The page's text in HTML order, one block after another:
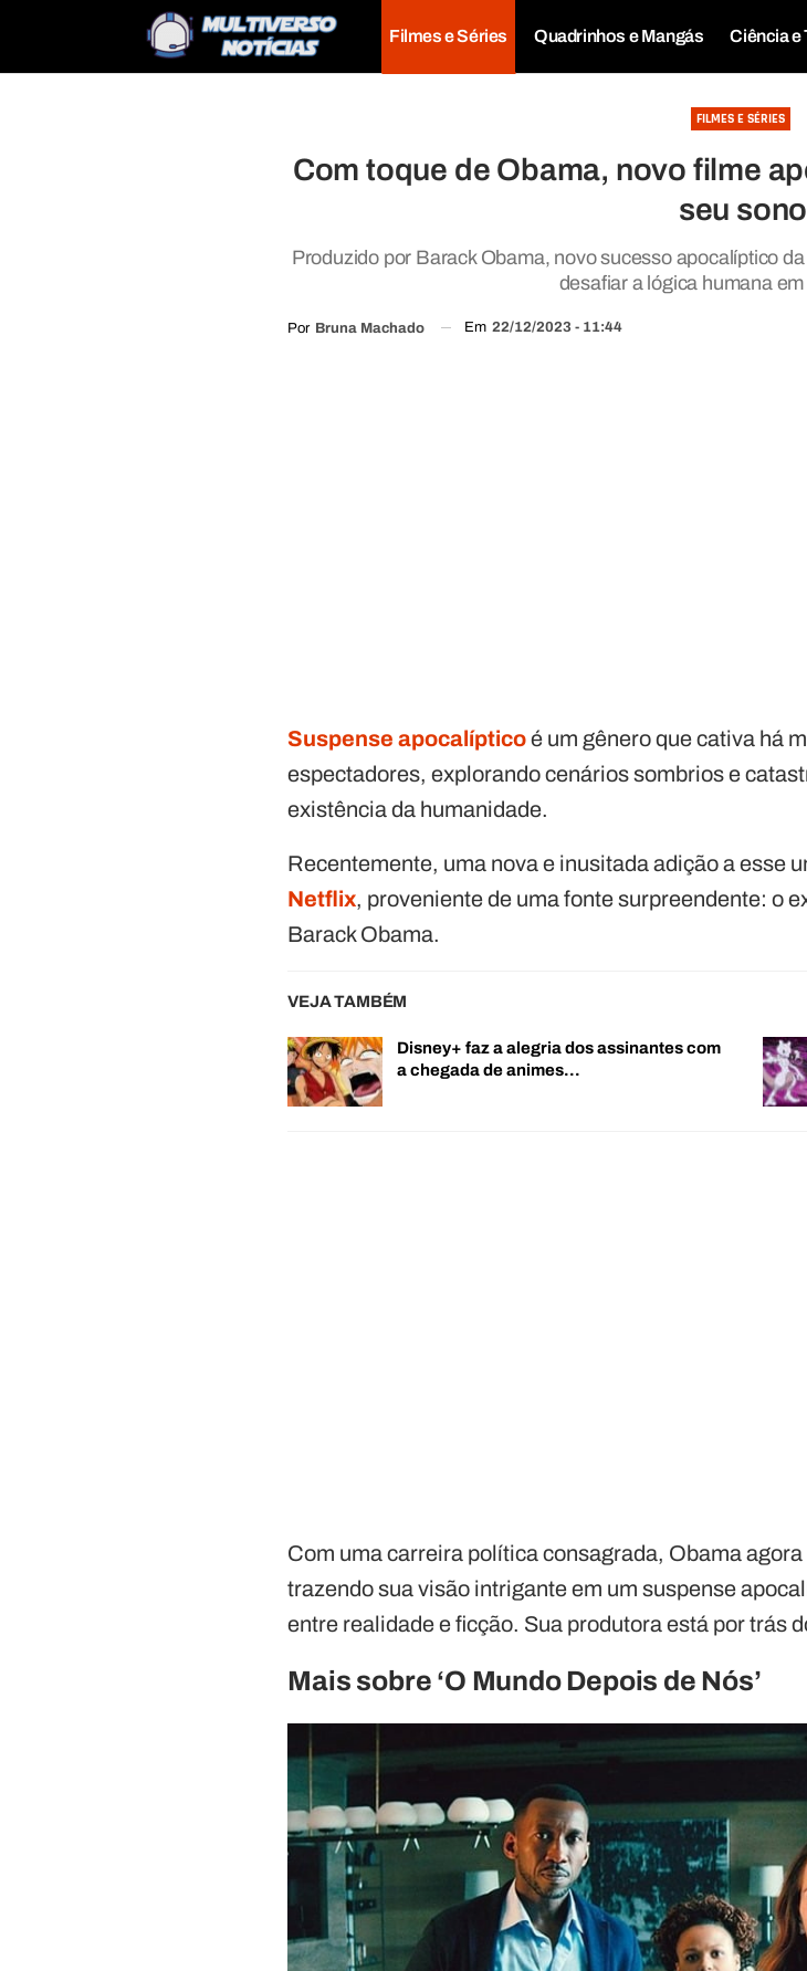
Filmes e Séries Quadrinhos e Mangás Ciência e
FILMES E SÉRIES
Com toque de Obama, novo filme
seu sono
Produzido por Barack Obama, novo sucesso apocalíptico
desafiar a lógica humana
Por Bruna Machado Em 22/12/2023 - 11:44
Suspense apocalípticoé um gênero que cativa há
espectadores, explorando cenários sombrios e
existência da humanidade.
Recentemente, uma nova e inusitada adição a esse
Netflix, proveniente de uma fonte surpreendente: o
Barack Obama.
VEJA TAMBÉM
Disney+ faz a alegria dos assinantes com
a chegada de animes…
Com uma carreira política consagrada, Obama
trazendo sua visão intrigante em um suspense
entre realidade e ficção. Sua produtora está por trás
Mais sobre ‘O Mundo Depois de Nós’